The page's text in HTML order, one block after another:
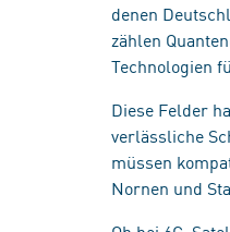
denen
zählen
Technologien
Diese Felder
verlässliche
müssen
Nornen und